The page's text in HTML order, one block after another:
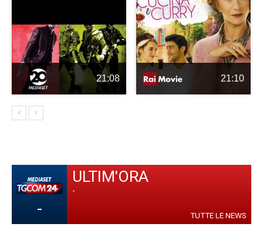
21:08 21:10
-
ULTIM'ORA
-
TUTTE LE NEWS